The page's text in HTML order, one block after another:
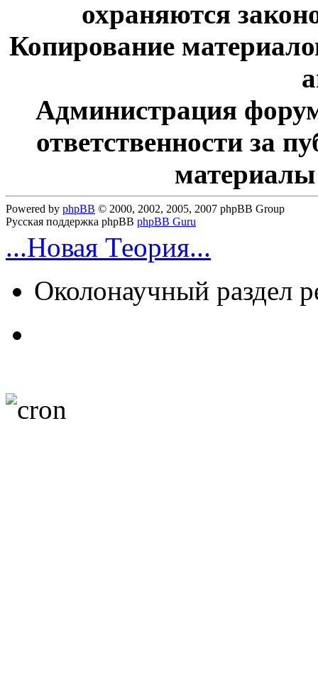
охраняются
Копирование
Администрация
ответственности за
Powered by phpBB © 2000, 2002, 2005, 2007 phpBB Group
Русская поддержка phpBB phpBB Guru
...Новая Теория...
Околонаучный раздел